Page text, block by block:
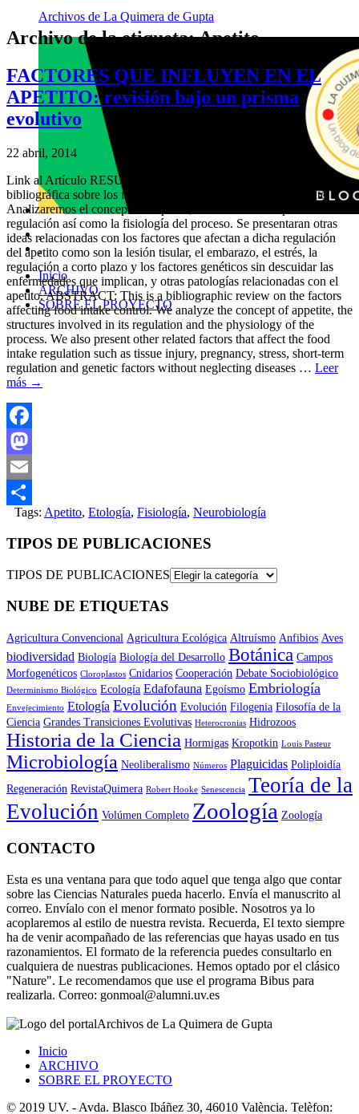
Archivos de La Quimera de Gupta
.
.
Inicio
ARCHIVO
SOBRE EL PROYECTO
Archivo de la etiqueta:Apetito
FACTORES QUE INFLUYEN EN EL
APETITO: revisión bajo un prisma
evolutivo
22 abril, 2014
Link al Artículo RESUMEN: Se presenta un trabajo de recopilación
bibliográfica sobre los factores que afectan el control del apetito.
Analizaremos el concepto de apetito, las estructuras implicadas en su
regulación así como la fisiología del proceso. Se presentaran otras
ideas relacionadas con los factores que afectan a dicha regulación
del apetito como son la lesión tisular, el embarazo, el estrés, la
regulación a corto plazo y los factores genéticos sin descuidar las
enfermedades que implican, y otras patologías relacionadas con el
apetito. ABSTRACT: This is a bibliographic review on the factors
affecting food intake control. We analyze the concept of appetite, the
structures involved in its regulation and the physiology of the
process. We also present other related factors that affect the food
intake regulation such as tissue injury, pregnancy, stress, short-term
regulation and genetic factors without neglecting diseases … Leer
más →
Facebook
Mastodon
Email
Compartir
Tags: Apetito, Etología, Fisiología, Neurobiología
TIPOS DE PUBLICACIONES
TIPOS DE PUBLICACIONES
NUBE DE ETIQUETAS
Agricultura Convencional Agricultura Ecológica Altruísmo Anfibios Aves
biodiversidad Biología Biología del Desarrollo Botánica Campos
Morfogenéticos Cloroplastos Cnidarios Cooperación Debate Sociobiológico
Determinismo Biológico Ecología Edafofauna Egoísmo Embriología
Envejecimiento Etología Evolución Evolución Filogenia Filosofía de la
Ciencia Grandes Transiciones Evolutivas Heterocronias Hidrozoos
Historia de la Ciencia Hormigas Kropotkin Louis Pasteur
Microbiología Neoliberalismo Números Plaguicidas Poliploidía
Regeneración RevistaQuimera Robert Hooke Senescencia Teoría de la
Evolución Volúmen Completo Zoología Zoología
CONTACTO
Esta es una ventana para que todo aquel que tenga algo que contar
sobre las Ciencias Naturales pueda hacerlo. Envía el manuscrito al
correo. Envíalo con el menor formato posible. Nosotros ya lo
acoplaremos al estilo de nuestra revista. Recuerda, El texto siempre
ha de venir acompañado de las referencias que hayas usado en tus
razonamientos. El formato de la referencia puedes consultarlo en
cualquiera de nuestras publicaciones. Hemos optado por el clásico
"Nature". Le recomendamos que use el programa Bibus para
realizarla. Correo: gonmoal@alumni.uv.es
Archivos de La Quimera de Gupta
Inicio
ARCHIVO
SOBRE EL PROYECTO
© 2019 UV. - Avda. Blasco Ibáñez 30, 46010 València. Telèfon: